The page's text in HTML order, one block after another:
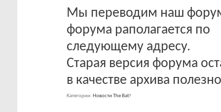
Мы переводим наш
форума раполагается по
следующему адресу.
Старая версия форума
в качестве архива
Категории Новости The Bat!